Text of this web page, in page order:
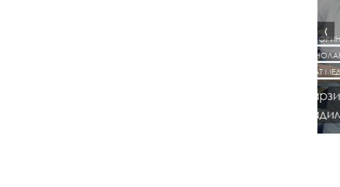
‹